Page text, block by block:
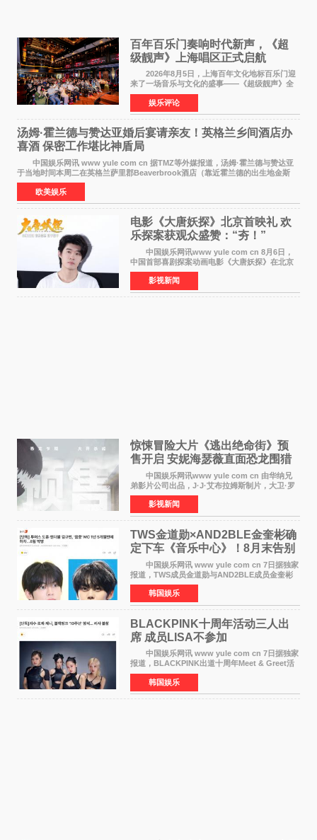
百年百乐门奏响时代新声，《超
级靓声》上海唱区正式启航
2026年8月5日，上海百年文化地标百乐门迎
来了一场音乐与文化的盛事——《超级靓声》全
国励志音乐公益节目上海唱区新闻发布会暨启动
仪式在此隆重举行。各界领导、嘉宾与媒体朋友
齐聚一堂，共同
娱乐评论
汤姆·霍兰德与赞达亚婚后宴请亲友！英格兰乡间酒店办
喜酒 保密工作堪比神盾局
中国娱乐网讯 www yule com cn 据TMZ等外媒报道，汤姆·霍兰德与赞达亚
于当地时间本周二在英格兰萨里郡Beaverbrook酒店（靠近霍兰德的出生地金斯
顿）举办婚宴，邀请家人与朋友们喝喜酒，庆祝
欧美娱乐
电影《大唐妖探》北京首映礼 欢
乐探案获观众盛赞：“夯！”
中国娱乐网讯www yule com cn 8月6日，
中国首部喜剧探案动画电影《大唐妖探》在北京
举办电影首映礼。导演程腾、联合导演黄珉、总
制片人曹紫建、制片人李莹莹，配音导演张喆，
对白指导程寅，领
影视新闻
惊悚冒险大片《逃出绝命街》预
售开启 安妮海瑟薇直面恐龙围猎
中国娱乐网讯www yule com cn 由华纳兄
弟影片公司出品，J·J·艾布拉姆斯制片，大卫·罗
伯特·米切尔执导，好莱坞巨星安妮·海瑟薇和伊万
·麦克格雷格领衔主演的2026暑期惊悚冒险大片
《逃出绝
影视新闻
TWS金道勋×AND2BLE金奎彬确
定下车《音乐中心》！8月末告别
MC席位
中国娱乐网讯 www yule com cn 7日据独家
报道，TWS成员金道勋与AND2BLE成员金奎彬
将于8月离开《音乐中心》MC的位置。 金道
勋与金奎彬于去年3月与H2H A-NA一起被选为
《音乐中心》MC，约1
韩国娱乐
BLACKPINK十周年活动三人出
席 成员LISA不参加
中国娱乐网讯 www yule com cn 7日据独家
报道，BLACKPINK出道十周年Meet & Greet活
动将由智秀、ROS&Eacute;、JENNIE出席，
LISA将缺席。 此前BLACKPINK所属社YG并
未为组合出道十周年做
韩国娱乐